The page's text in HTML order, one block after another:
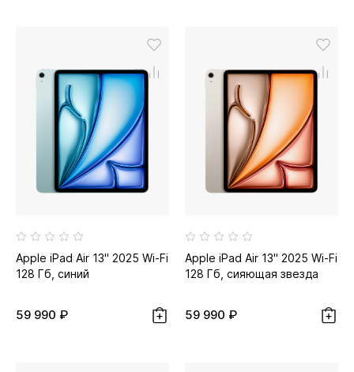
Apple iPad Air 13" 2025 Wi-Fi
128 Гб, синий
59 990 ₽
Apple iPad Air 13" 2025 Wi-Fi
128 Гб, сияющая звезда
59 990 ₽